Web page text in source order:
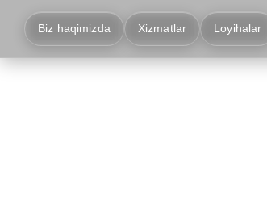
Biz haqimizda Xizmatlar Loyihalar